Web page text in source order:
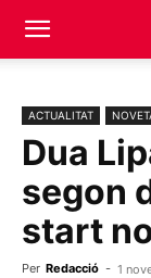
ACTUALITAT
Dua
segon
start
Per Redacció - 1